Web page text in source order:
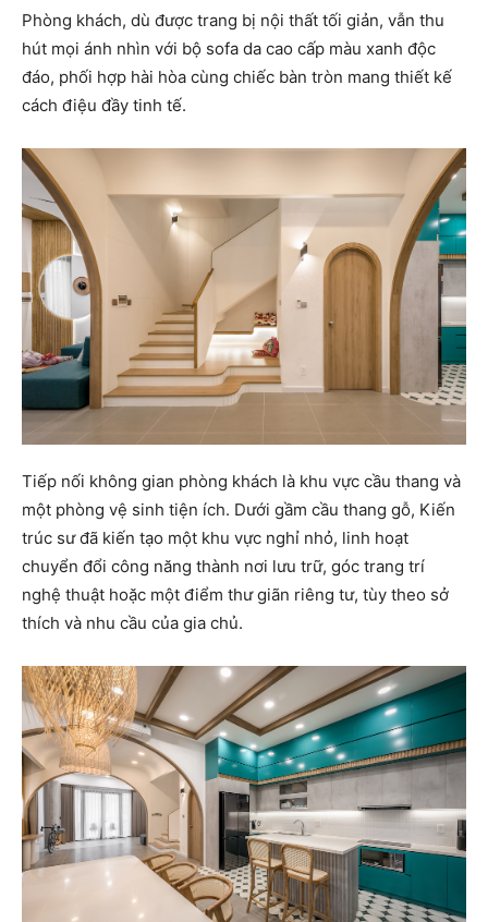
Phòng khách, dù được trang bị nội thất tối giản, vẫn thu
hút mọi ánh nhìn với bộ sofa da cao cấp màu xanh độc
đáo, phối hợp hài hòa cùng chiếc bàn tròn mang thiết kế
cách điệu đầy tinh tế.
Tiếp nối không gian phòng khách là khu vực cầu thang và
một phòng vệ sinh tiện ích. Dưới gầm cầu thang gỗ, Kiến
trúc sư đã kiến tạo một khu vực nghỉ nhỏ, linh hoạt
chuyển đổi công năng thành nơi lưu trữ, góc trang trí
nghệ thuật hoặc một điểm thư giãn riêng tư, tùy theo sở
thích và nhu cầu của gia chủ.